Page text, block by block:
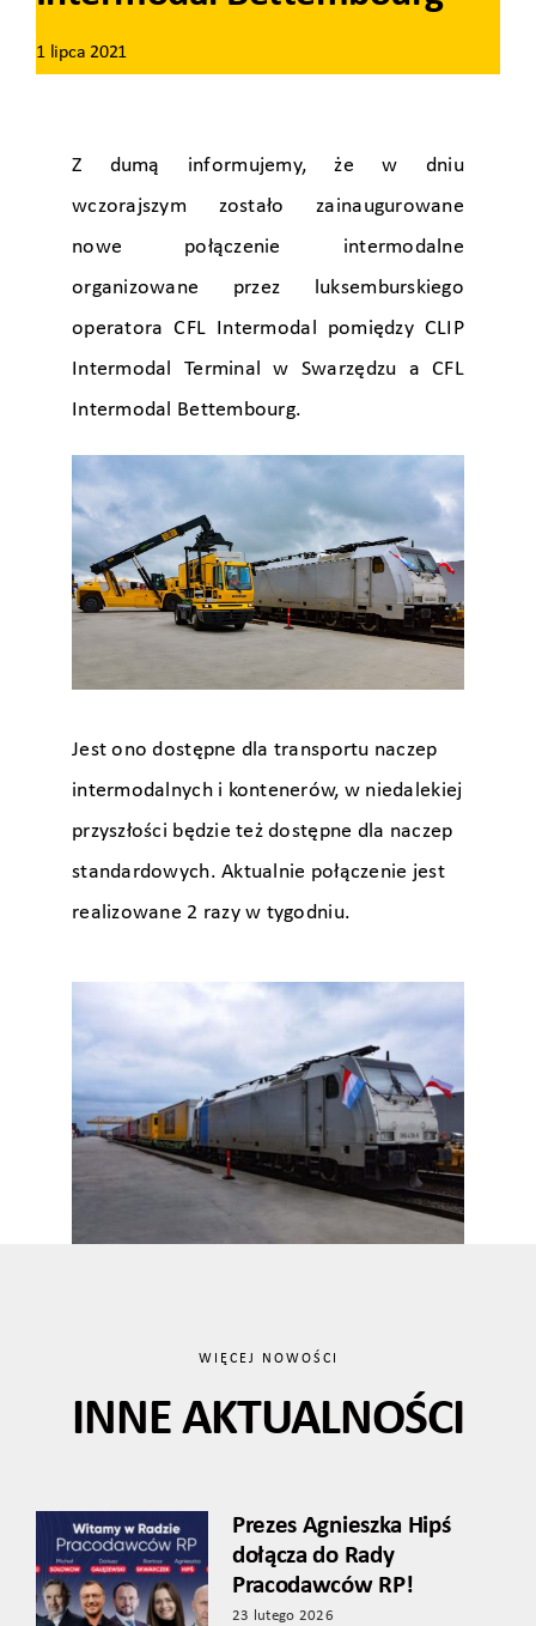
1 lipca 2021
Z dumą informujemy, że w dniu
wczorajszym zostało zainaugurowane
nowe połączenie intermodalne
organizowane przez luksemburskiego
operatora CFL Intermodal pomiędzy CLIP
Intermodal Terminal w Swarzędzu a CFL
Intermodal Bettembourg.
Jest ono dostępne dla transportu naczep
intermodalnych i kontenerów, w niedalekiej
przyszłości będzie też dostępne dla naczep
standardowych. Aktualnie połączenie jest
realizowane 2 razy w tygodniu.
WIĘCEJ NOWOŚCI
INNE AKTUALNOŚCI
Prezes Agnieszka Hipś
dołącza do Rady
Pracodawców RP!
23 lutego 2026